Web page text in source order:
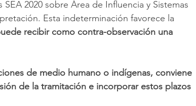
2020 sobre Área de Influencia y Sistemas
Esta indeterminación favorece la
recibir como contra-observación una
de medio humano o indígenas, conviene
de la tramitación e incorporar estos plazos